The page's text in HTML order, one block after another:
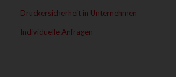
Druckersicherheit in Unternehmen
Individuelle Anfragen